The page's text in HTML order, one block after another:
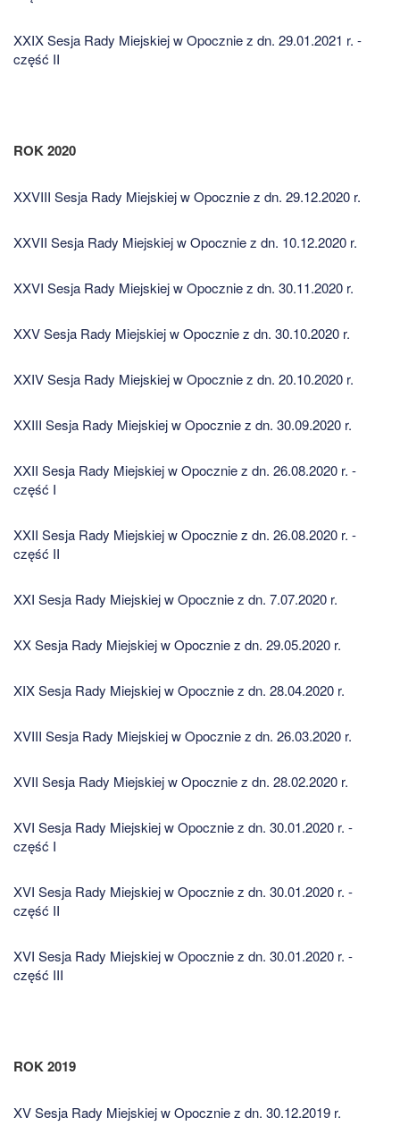
XXIX Sesja Rady Miejskiej w Opocznie z dn. 29.01.2021 r. -
część II
ROK 2020
XXVIII Sesja Rady Miejskiej w Opocznie z dn. 29.12.2020 r.
XXVII Sesja Rady Miejskiej w Opocznie z dn. 10.12.2020 r.
XXVI Sesja Rady Miejskiej w Opocznie z dn. 30.11.2020 r.
XXV Sesja Rady Miejskiej w Opocznie z dn. 30.10.2020 r.
XXIV Sesja Rady Miejskiej w Opocznie z dn. 20.10.2020 r.
XXIII Sesja Rady Miejskiej w Opocznie z dn. 30.09.2020 r.
XXII Sesja Rady Miejskiej w Opocznie z dn. 26.08.2020 r. -
część I
XXII Sesja Rady Miejskiej w Opocznie z dn. 26.08.2020 r. -
część II
XXI Sesja Rady Miejskiej w Opocznie z dn. 7.07.2020 r.
XX Sesja Rady Miejskiej w Opocznie z dn. 29.05.2020 r.
XIX Sesja Rady Miejskiej w Opocznie z dn. 28.04.2020 r.
XVIII Sesja Rady Miejskiej w Opocznie z dn. 26.03.2020 r.
XVII Sesja Rady Miejskiej w Opocznie z dn. 28.02.2020 r.
XVI Sesja Rady Miejskiej w Opocznie z dn. 30.01.2020 r. -
część I
XVI Sesja Rady Miejskiej w Opocznie z dn. 30.01.2020 r. -
część II
XVI Sesja Rady Miejskiej w Opocznie z dn. 30.01.2020 r. -
część III
ROK 2019
XV Sesja Rady Miejskiej w Opocznie z dn. 30.12.2019 r.